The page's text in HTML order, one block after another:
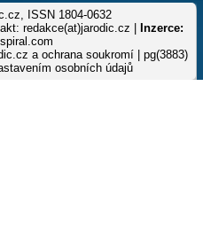
ISSN 1804-0632
redakce(at)jarodic.cz |
Inzerce:
a ochrana soukromí | pg(3883)
osobních údajů